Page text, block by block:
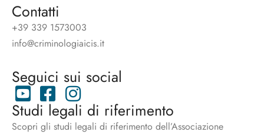
Contatti
+39 339 1573003
info@criminologiaicis.it
Seguici sui social
Studi legali di riferimento
Scopri gli studi legali di riferimento dell’Associazione